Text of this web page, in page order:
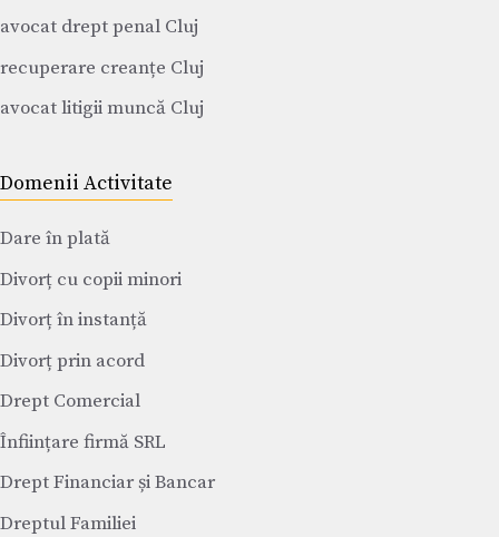
avocat drept penal Cluj
recuperare creanțe Cluj
avocat litigii muncă Cluj
Domenii Activitate
Dare în plată
Divorț cu copii minori
Divorț în instanță
Divorț prin acord
Drept Comercial
Înființare firmă SRL
Drept Financiar și Bancar
Dreptul Familiei